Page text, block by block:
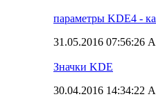
параметры KDE4 -
31.05.2016 07:56:26
Значки KDE
30.04.2016 14:34:22